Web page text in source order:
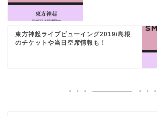
東方神起ライブビューイング2019/島根
のチケットや当日空席情報も！